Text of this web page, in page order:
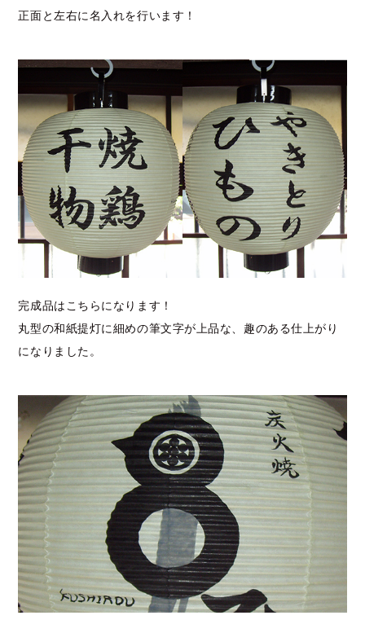
正面と左右に名入れを行います！
完成品はこちらになります！
丸型の和紙提灯に細めの筆文字が上品な、趣のある仕上がり
になりました。